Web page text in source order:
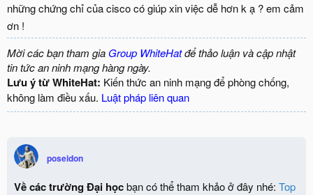
những chứng chỉ của cisco có giúp xin việc dễ hơn k ạ ? em cảm
ơn !
Mời các bạn tham gia Group WhiteHatđể thảo luận và cập nhật
tin tức an ninh mạng hàng ngày.
Lưu ý từ WhiteHat: Kiến thức an ninh mạng để phòng chống,
không làm điều xấu. Luật pháp liên quan
poseidon
Về các trường Đại họcbạn có thể tham khảo ở đây nhé: Top